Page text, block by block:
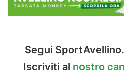
Segui
Iscriviti al nostro